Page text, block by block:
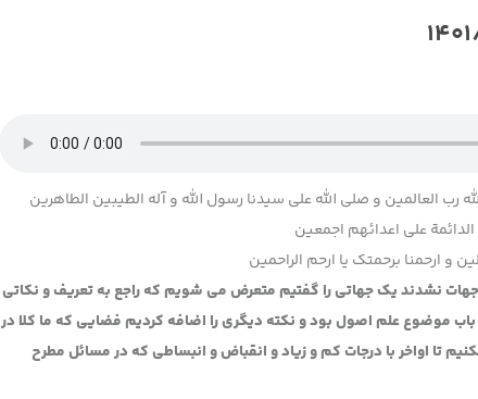
رب العالمین و صلی الله علی سیدنا رسول الله و آله الطیبین الطاهرین
علی اعدائهم اجمعین
و ارحمنا برحمتک یا ارحم الراحمین
نشدند یک جهاتی را گفتیم متعرض می شویم که راجع به تعریف و نکاتی
موضوع علم اصول بود و نکته دیگری را اضافه کردیم فضایی که ما کلا در
تا اواخر با درجات کم و زیاد و انقباض و انبساطی که در مسائل مطرح